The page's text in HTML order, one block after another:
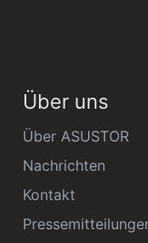
Über uns
Über ASUSTOR
Nachrichten
Kontakt